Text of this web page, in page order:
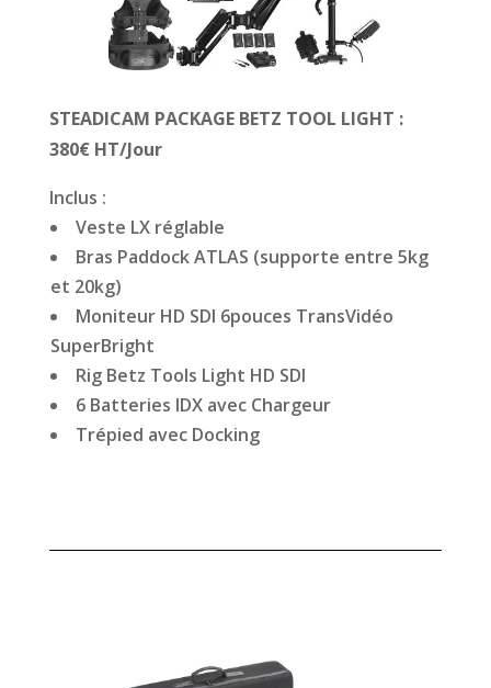
STEADICAM PACKAGE BETZ TOOL LIGHT :
380€ HT/Jour
Inclus :
Veste LX réglable
Bras Paddock ATLAS (supporte entre 5kg
et 20kg)
Moniteur HD SDI 6pouces TransVidéo
SuperBright
Rig Betz Tools Light HD SDI
6 Batteries IDX avec Chargeur
Trépied avec Docking